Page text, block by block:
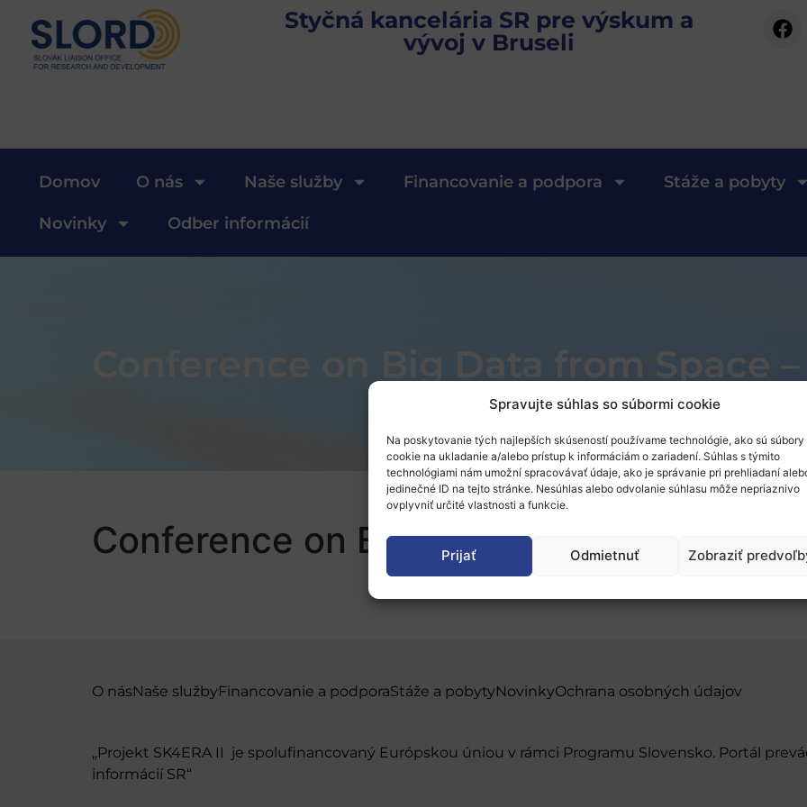
Spravujte súhlas so súbormi cookie
Na poskytovanie tých najlepších skúseností používame technológie, ako sú súbory
cookie na ukladanie a/alebo prístup k informáciám o zariadení. Súhlas s týmito
technológiami nám umožní spracovávať údaje, ako je správanie pri prehliadaní
jedinečné ID na tejto stránke. Nesúhlas alebo odvolanie súhlasu môže nepriaznivo
ovplyvniť určité vlastnosti a funkcie.
Prijať Odmietnuť Zobraziť
Styčná kancelária SR pre výskum a
vývoj v Bruseli
Domov O nás Naše služby Financovanie a podpora Stáže a pobyty
Novinky Odber informácií
Conference on Big Data from Space –
Conference on Big Data from Space –
O násNaše službyFinancovanie a podporaStáže a pobytyNovinkyOchrana osobných údajov
„Projekt SK4ERA II je spolufinancovaný Európskou úniou v rámci Programu Slovensko. Portál
informácií SR“